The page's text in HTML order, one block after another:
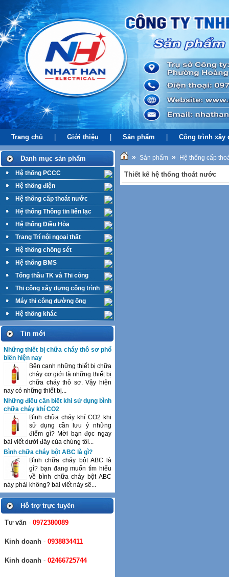
Trang chủ Giới thiệu Sản phẩm Công trình xây
Danh mục sản phẩm
Hệ thống PCCC
Hệ thống điện
Hệ thống cấp thoát nước
Hệ thống Thông tin liên lạc
Hệ thống Điều Hòa
Trang Trí nội ngoại thất
Hệ thống chống sét
Hệ thống BMS
Tổng thầu TK và Thi công
M&E
Thi công xây dựng công trình
Máy thi công đường ống
Hệ thống khác
Tin mới
Những thiết bị chữa cháy thô sơ phổ
biến hiện nay
Bên cạnh những thiết bị chữa
cháy cơ giới là những thiết bị
chữa cháy thô sơ. Vậy hiện
nay có những thiết bị...
Những điều cần biết khi sử dụng bình
chữa cháy khí CO2
Bình chữa cháy khí CO2 khi
sử dụng cần lưu ý những
điểm gì? Mời bạn đọc ngay
bài viết dưới đây của chúng tôi...
Bình chữa cháy bột ABC là gì?
Bình chữa cháy bột ABC là
gì? bạn đang muốn tìm hiểu
về bình chữa cháy bột ABC
này phải không? bài viết này sẽ...
Hỗ trợ trực tuyến
Tư vấn - 0972380089
Kinh doanh - 0938834411
Kinh doanh - 02466725744
» Sản phẩm » Hệ thống cấp
Thiết kế hệ thống thoát nước